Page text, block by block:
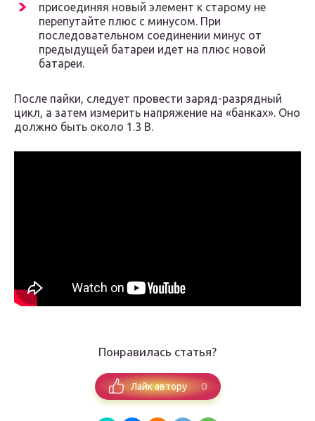
присоединяя новый элемент к старому не
перепутайте плюс с минусом. При
последовательном соединении минус от
предыдущей батареи идет на плюс новой
батареи.
После пайки, следует провести заряд-разрядный
цикл, а затем измерить напряжение на «банках». Оно
должно быть около 1.3 В.
Понравилась статья?
Лайк автору 0